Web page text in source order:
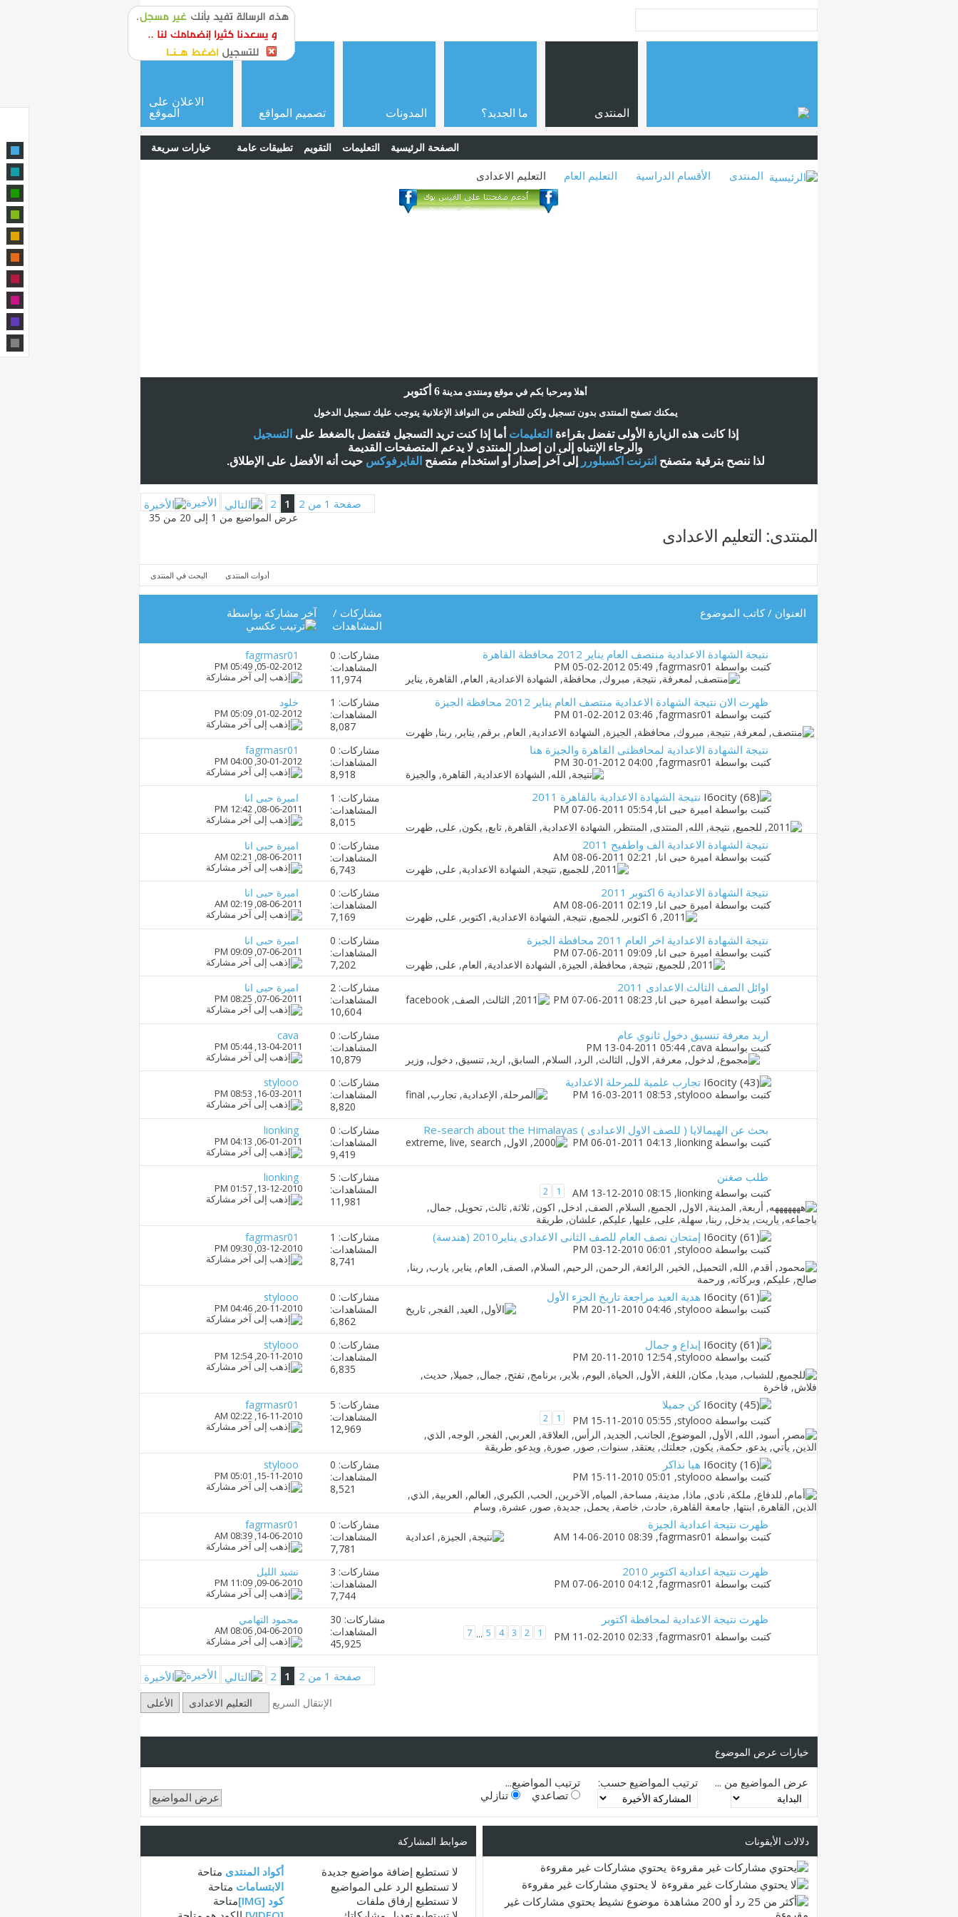
or login
المنتدى
الصفحة الرئيسية التعليمات التقويم تطبيقات عامة خيارات سريعة
ما الجديد؟ المدونات تصميم المواقع
الاعلان على
الموقع
المنتدى الأقسام الدراسية التعليم العام التعليم الاعدادى
أهلا ومرحبا بكم في موقع ومنتدى مدينة6 أكتوبر
يمكنك تصفح المنتدى بدون تسجيل ولكن للتخلص من النوافذ الإعلانية يتوجب عليك تسجيل الدخول
إذا كانت هذه الزيارة الأولى تفضل بقراءة التعليمات ما إذا كنت تريد التسجيل فتفضل بالضغط على التسجيل
والرجاء الإنتباه إلى ان إصدار المنتدى لا يدعم المتصفحات القديمة
لذا ننصح بترقية متصفح انترنت اكسبلورر إلى آخر إصدار أو استخدام متصفح الفايرفوكس حيت أنه الأفضل على الإطلاق.
صفحة 1 من 2 1
2 الأخيرة
عرض المواضيع من 1 إلى 20 من 35
المنتدى: التعليم الاعدادى
أدوات المنتدى البحث في المنتدى
العنوان /كاتب الموضوع مشاركات /
المشاهدات
آخر مشاركة بواسطة
نتيجة الشهادة الاعدادية منتصف العام يناير 2012 محافظة القاهرة
كتبت بواسطة fagrmasr01
‏, 05-02-2012 05:49 PM
مشاركات: 0
المشاهدات:
11,974
fagrmasr01
05-02-2012,
05:49 PM
ظهرت الان نتيجة الشهادة الاعدادية منتصف العام يناير 2012 محافظة الجيزة
كتبت بواسطة fagrmasr01
‏, 01-02-2012 03:46 PM
مشاركات: 1
المشاهدات:
8,087
خلود
01-02-2012,
05:09 PM
نتيجة الشهادة الاعدادية لمحافظتى القاهرة والجيزة هنا
كتبت بواسطة fagrmasr01
‏, 30-01-2012 04:00 PM
مشاركات: 0
المشاهدات:
8,918
fagrmasr01
30-01-2012,
04:00 PM
نتيجة الشهادة الاعدادية بالقاهرة 2011
كتبت بواسطة اميرة حبى انا‏, 07-06-2011 05:54 PM
مشاركات: 1
المشاهدات:
8,015
اميرة حبى انا
08-06-2011,
12:42 PM
نتيجة الشهادة الاعدادية الف واطفيح 2011
كتبت بواسطة اميرة حبى انا‏, 08-06-2011 02:21 AM
مشاركات: 0
المشاهدات:
6,743
اميرة حبى انا
08-06-2011,
02:21 AM
نتيجة الشهادة الاعدادية 6 اكتوبر 2011
كتبت بواسطة اميرة حبى انا‏, 08-06-2011 02:19 AM
مشاركات: 0
المشاهدات:
7,169
اميرة حبى انا
08-06-2011,
02:19 AM
نتيجة الشهادة الاعدادية اخر العام 2011 محافظة الجيزة
كتبت بواسطة اميرة حبى انا‏, 07-06-2011 09:09 PM
مشاركات: 0
المشاهدات:
7,202
اميرة حبى انا
07-06-2011,
09:09 PM
اوائل الصف الثالث الاعدادى 2011
كتبت بواسطة اميرة حبى انا‏, 07-06-2011 08:23 PM
مشاركات: 2
المشاهدات:
10,604
اميرة حبى انا
07-06-2011,
08:25 PM
اريد معرفة تنسيق دخول ثانوي عام
كتبت بواسطة cava
‏, 13-04-2011 05:44 PM
مشاركات: 0
المشاهدات:
10,879
cava
13-04-2011,
05:44 PM
تجارب علمية للمرحلة الاعدادية
كتبت بواسطة stylooo
‏, 16-03-2011 08:53 PM
مشاركات: 0
المشاهدات:
8,820
stylooo
16-03-2011,
08:53 PM
بحث عن الهيمالايا ( للصف الاول الاعدادى ) Re-search about the Himalayas
كتبت بواسطة lionking
‏, 06-01-2011 04:13 PM
مشاركات: 0
المشاهدات:
9,419
lionking
06-01-2011,
04:13 PM
طلب صغنن
كتبت بواسطة lionking
‏, 13-12-2010 08:15 AM
1
2
مشاركات: 5
المشاهدات:
11,981
lionking
13-12-2010,
01:57 PM
إمتحان نصف العام للصف الثانى الاعدادى يناير2010 (هندسة)
كتبت بواسطة stylooo
‏, 03-12-2010 06:01 PM
مشاركات: 1
المشاهدات:
8,741
fagrmasr01
03-12-2010,
09:30 PM
هدية العيد مراجعة تاريخ الجزء الأول
كتبت بواسطة stylooo
‏, 20-11-2010 04:46 PM
مشاركات: 0
المشاهدات:
6,862
stylooo
20-11-2010,
04:46 PM
إبداع و جمال
كتبت بواسطة stylooo
‏, 20-11-2010 12:54 PM
مشاركات: 0
المشاهدات:
6,835
stylooo
20-11-2010,
12:54 PM
كن جميلا
كتبت بواسطة stylooo
‏, 15-11-2010 05:55 PM
1
2
مشاركات: 5
المشاهدات:
12,969
fagrmasr01
16-11-2010,
02:22 AM
هيا نذاكر
كتبت بواسطة stylooo
‏, 15-11-2010 05:01 PM
مشاركات: 0
المشاهدات:
8,521
stylooo
15-11-2010,
05:01 PM
ظهرت نتيجة اعدادية الجيزة
كتبت بواسطة fagrmasr01
‏, 14-06-2010 08:39 AM
مشاركات: 0
المشاهدات:
7,781
fagrmasr01
14-06-2010,
08:39 AM
ظهرت نتيجة اعدادية اكتوبر 2010
كتبت بواسطة fagrmasr01
‏, 07-06-2010 04:12 PM
مشاركات: 3
المشاهدات:
7,744
نشيد الليل
09-06-2010,
11:09 PM
ظهرت نتيجة الاعدادية لمحافظة اكتوبر
كتبت بواسطة fagrmasr01
‏, 11-02-2010 02:33 PM
1
2
3
4
5
...
7
مشاركات: 30
المشاهدات:
45,925
محمود التهامي
04-06-2010,
08:06 AM
صفحة 1 من 2 1
2 الأخيرة
الإنتقال السريع التعليم الاعدادى الأعلى
خيارات عرض الموضوع
عرض المواضيع من ... ترتيب المواضيع حسب:
ترتيب المواضيع...
تصاعدي
تنازلي
دلالات الأيقونات
يحتوي مشاركات غير مقروءة
لا يحتوي مشاركات غير مقروءة
موضوع نشيط يحتوي مشاركات غير
ضوابط المشاركة
لا تستطيع إضافة مواضيع جديدة
لا تستطيع الرد على المواضيع
لا تستطيع إرفاق ملفات
أكواد المنتدى متاحة
الابتسامات متاحة
كود [IMG]
متاحة